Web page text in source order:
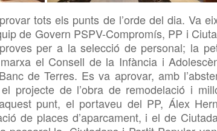
tots els punts de l’orde del dia. Va
de Govern PSPV-Compromís, PP i
per a la selecció de personal; la
el Consell de la Infància i
de Terres. Es va aprovar, amb
projecte de l’obra de remodelació i
punt, el portaveu del PP, Álex
de places d’aparcament, i el de